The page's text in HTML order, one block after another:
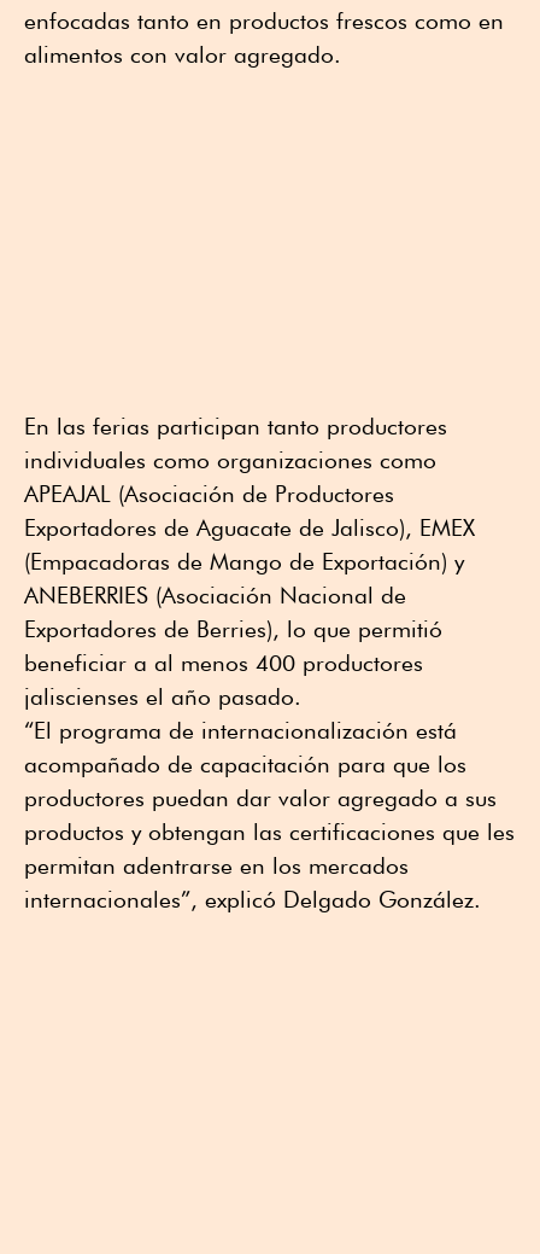
enfocadas tanto en productos frescos como en
alimentos con valor agregado.
En las ferias participan tanto productores
individuales como organizaciones como
APEAJAL (Asociación de Productores
Exportadores de Aguacate de Jalisco), EMEX
(Empacadoras de Mango de Exportación) y
ANEBERRIES (Asociación Nacional de
Exportadores de Berries), lo que permitió
beneficiar a al menos 400 productores
jaliscienses el año pasado.
“El programa de internacionalización está
acompañado de capacitación para que los
productores puedan dar valor agregado a sus
productos y obtengan las certificaciones que les
permitan adentrarse en los mercados
internacionales”, explicó Delgado González.